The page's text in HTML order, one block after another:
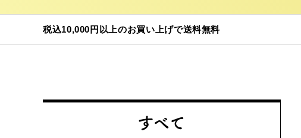
税込10,000円以上のお買い上げで送料無料
すべて